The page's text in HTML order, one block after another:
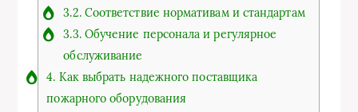
3.2.Соответствие нормативам и стандартам
3.3.Обучение персонала и регулярное
обслуживание
4. Как выбрать надежного поставщика
пожарного оборудования